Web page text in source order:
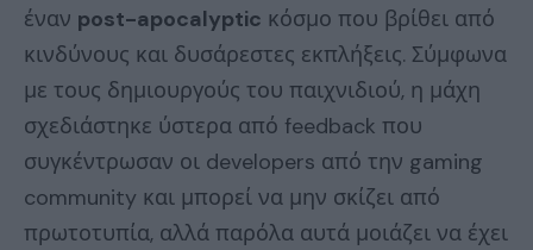
έναν post-apocalyptic κόσμο που βρίθει από
κινδύνους και δυσάρεστες εκπλήξεις. Σύμφωνα
με τους δημιουργούς του παιχνιδιού, η μάχη
σχεδιάστηκε ύστερα από feedback που
συγκέντρωσαν οι developers από την gaming
community και μπορεί να μην σκίζει από
πρωτοτυπία, αλλά παρόλα αυτά μοιάζει να έχει